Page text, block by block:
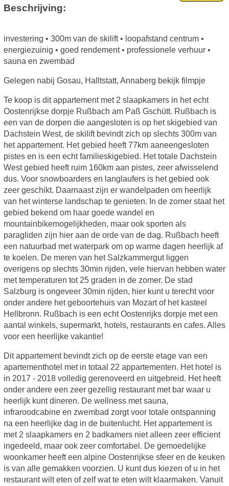
Beschrijving:
investering • 300m van de skilift • loopafstand centrum •
energiezuinig • goed rendement • professionele verhuur •
sauna en zwembad
Gelegen nabij Gosau, Halltstatt, Annaberg bekijk filmpje
Te koop is dit appartement met 2 slaapkamers in het echt
Oostenrijkse dorpje Rußbach am Paß Gschütt. Rußbach is
een van de dorpen die aangesloten is op het skigebied van
Dachstein West, de skilift bevindt zich op slechts 300m van
het appartement. Het gebied heeft 77km aaneengesloten
pistes en is een echt familieskigebied. Het totale Dachstein
West gebied heeft ruim 160km aan pistes, zeer afwisselend
dus. Voor snowboarders en langlaufers is het gebied ook
zeer geschikt. Daarnaast zijn er wandelpaden om heerlijk
van het winterse landschap te genieten. In de zomer staat het
gebied bekend om haar goede wandel en
mountainbikemogelijkheden, maar ook sporten als
paragliden zijn hier aan de orde van de dag. Rußbach heeft
een natuurbad met waterpark om op warme dagen heerlijk af
te koelen. De meren van het Salzkammergut liggen
overigens op slechts 30min rijden, vele hiervan hebben water
met temperaturen tot 25 graden in de zomer. De stad
Salzburg is ongeveer 30min rijden, hier kunt u terecht voor
onder andere het geboortehuis van Mozart of het kasteel
Hellbronn. Rußbach is een echt Oostenrijks dorpje met een
aantal winkels, supermarkt, hotels, restaurants en cafes. Alles
voor een heerlijke vakantie!
Dit appartement bevindt zich op de eerste etage van een
apartementhotel met in totaal 22 appartementen. Het hotel is
in 2017 - 2018 volledig gerenoveerd en uitgebreid. Het heeft
onder andere een zeer gezellig restaurant met bar waar u
heerlijk kunt dineren. De wellness met sauna,
infraroodcabine en zwembad zorgt voor totale ontspanning
na een heerlijke dag in de buitenlucht. Het appartement is
met 2 slaapkamers en 2 badkamers niet alleen zeer efficient
ingedeeld, maar ook zeer comfortabel. De gemoedelijke
woonkamer heeft een alpine Oostenrijkse sfeer en de keuken
is van alle gemakken voorzien. U kunt dus kiezen of u in het
restaurant wilt eten of zelf wat te eten wilt klaarmaken. Vanuit